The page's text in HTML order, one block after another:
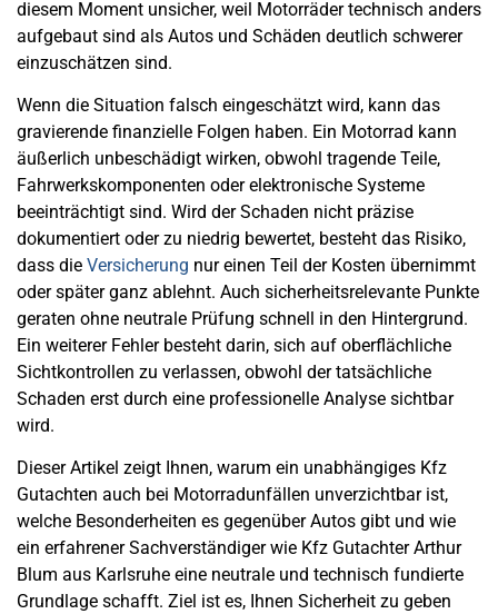
diesem Moment unsicher, weil Motorräder technisch anders
aufgebaut sind als Autos und Schäden deutlich schwerer
einzuschätzen sind.
Wenn die Situation falsch eingeschätzt wird, kann das
gravierende finanzielle Folgen haben. Ein Motorrad kann
äußerlich unbeschädigt wirken, obwohl tragende Teile,
Fahrwerkskomponenten oder elektronische Systeme
beeinträchtigt sind. Wird der Schaden nicht präzise
dokumentiert oder zu niedrig bewertet, besteht das Risiko,
dass die Versicherung nur einen Teil der Kosten übernimmt
oder später ganz ablehnt. Auch sicherheitsrelevante Punkte
geraten ohne neutrale Prüfung schnell in den Hintergrund.
Ein weiterer Fehler besteht darin, sich auf oberflächliche
Sichtkontrollen zu verlassen, obwohl der tatsächliche
Schaden erst durch eine professionelle Analyse sichtbar
wird.
Dieser Artikel zeigt Ihnen, warum ein unabhängiges Kfz
Gutachten auch bei Motorradunfällen unverzichtbar ist,
welche Besonderheiten es gegenüber Autos gibt und wie
ein erfahrener Sachverständiger wie Kfz Gutachter Arthur
Blum aus Karlsruhe eine neutrale und technisch fundierte
Grundlage schafft. Ziel ist es, Ihnen Sicherheit zu geben